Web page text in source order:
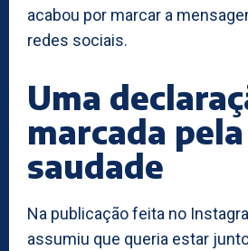
acabou por marcar a
redes sociais.
Uma
marcada pela
saudade
Na publicação feita no
assumiu que queria estar